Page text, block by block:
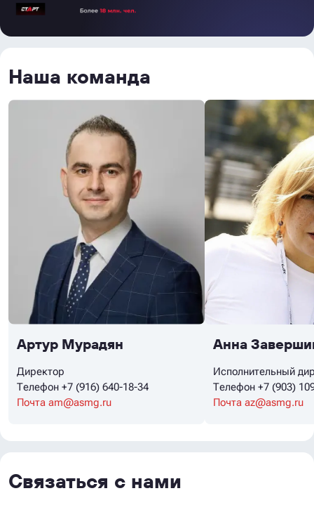
Наша команда
Артур Мурадян
Директор
Телефон +7 (916) 640-18-34
Почта am@asmg.ru
Анна
Исполнительный
Телефон +7 (903)
Почта az@asmg.ru
Связаться с нами